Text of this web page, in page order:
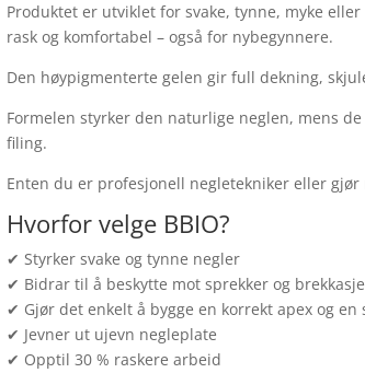
Produktet er utviklet for svake, tynne, myke
rask og komfortabel – også for nybegynnere.
Den høypigmenterte gelen gir full dekning,
Formelen styrker den naturlige neglen, mens
filing.
Enten du er profesjonell negletekniker eller
Hvorfor velge BBIO?
✔ Styrker svake og tynne negler
✔ Bidrar til å beskytte mot sprekker og brekkasje
✔ Gjør det enkelt å bygge en korrekt apex og
✔ Jevner ut ujevn negleplate
✔ Opptil 30 % raskere arbeid